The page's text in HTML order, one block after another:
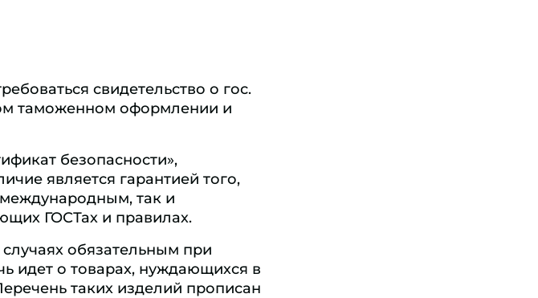
свидетельство о гос.
таможенном оформлении и
безопасности»,
является гарантией того,
международным, так и
ГОСТах и правилах.
обязательным при
идет о товарах, нуждающихся в
таких изделий прописан